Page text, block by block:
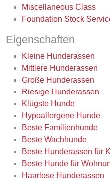
Miscellaneous Class
Foundation Stock
Eigenschaften
Kleine Hunderassen
Mittlere Hunderassen
Große Hunderassen
Riesige Hunderassen
Klügste Hunde
Hypoallergene Hunde
Beste Familienhunde
Beste Wachhunde
Beste Hunderassen für
Beste Hunde für
Haarlose Hunderassen